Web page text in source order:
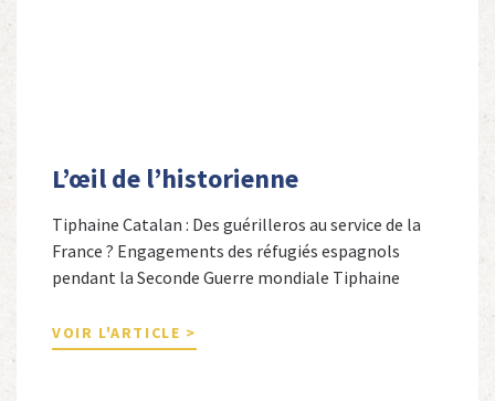
L’œil de l’historienne
Tiphaine Catalan : Des guérilleros au service de la
France ? Engagements des réfugiés espagnols
pendant la Seconde Guerre mondiale Tiphaine
secondaire et docteure en études hispaniques. Elle
est spécialiste de l’histoire contemporaine des
VOIR L'ARTICLE >